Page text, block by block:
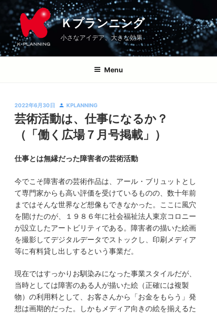
ツ
Ｋプランニング ブログ \ ｢ふくし｣について語ろう \ 芸術活動は、仕事になるか？（「働く広場７月号掲載」）
Ｋプランニング
小さなアイデア、大きな効果
Menu
投
稿
日:
2022年6月30日 KPLANNING
芸術活動は、仕事になるか？
（「働く広場７月号掲載」）
Ｋ
ラ
ン
ニ
ン
グ
仕事とは無縁だった障害者の芸術活動
今でこそ障害者の芸術作品は、アール・ブリュットとし
て専門家からも高い評価を受けているものの、数十年前
まではそんな世界など想像もできなかった。ここに風穴
を開けたのが、１９８６年に社会福祉法人東京コロニー
が設立したアートビリティである。障害者の描いた絵画
を撮影してデジタルデータでストックし、印刷メディア
等に有料貸し出しするという事業だ。
現在ではすっかりお馴染みになった事業スタイルだが、
当時としては障害のある人が描いた絵（正確には複製
物）の利用料として、お客さんから「お金をもらう」発
想は画期的だった。しかもメディア向きの絵を揃えるた